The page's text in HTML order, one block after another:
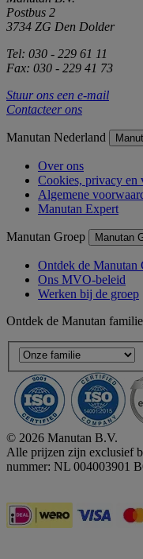
Postbus 2
3734 ZG Den Dolder
Tel: 030 - 229 61 11
Fax: 030 - 229 41 73
Stuur ons een e-mail
Contacteer ons
Manutan Nederland
Over ons
Cookies, privacy en
Algemene
Manutan Expert
Manutan Groep Manutan
Ontdek de Manutan
Ons MVO-beleid
Werken bij de groep
Ontdek de Manutan familie
© 2026 Manutan B.V.
Alle prijzen zijn exclusief
nummer: NL 004003901